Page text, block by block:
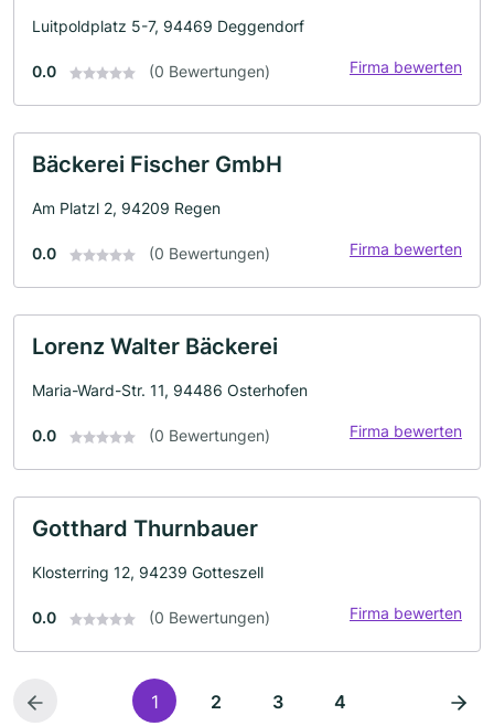
Luitpoldplatz 5-7, 94469 Deggendorf
0.0 (0 Bewertungen) Firma bewerten
Bäckerei Fischer GmbH
Am Platzl 2, 94209 Regen
0.0 (0 Bewertungen) Firma bewerten
Lorenz Walter Bäckerei
Maria-Ward-Str. 11, 94486 Osterhofen
0.0 (0 Bewertungen) Firma bewerten
Gotthard Thurnbauer
Klosterring 12, 94239 Gotteszell
0.0 (0 Bewertungen) Firma bewerten
1 2 3 4